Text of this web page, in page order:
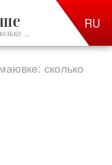
...
RU
сколько